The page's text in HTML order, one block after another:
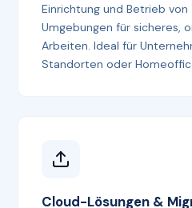
Einrichtung und Betrieb
Umgebungen für sicheres,
Arbeiten. Ideal für
Standorten oder
Cloud-Lösungen &